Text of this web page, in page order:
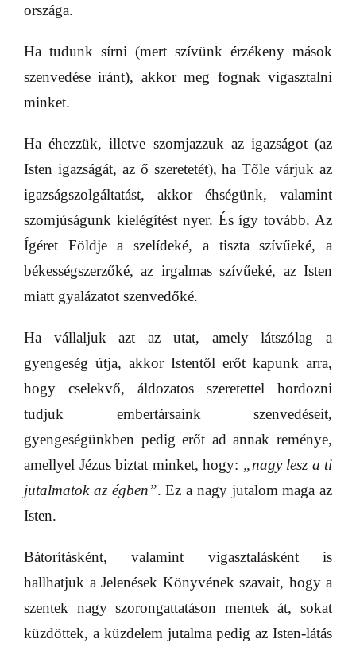
országa.
Ha tudunk sírni (mert szívünk érzékeny mások
szenvedése iránt), akkor meg fognak vigasztalni
minket.
Ha éhezzük, illetve szomjazzuk az igazságot (az
Isten igazságát, az ő szeretetét), ha Tőle várjuk az
igazságszolgáltatást, akkor éhségünk, valamint
szomjúságunk kielégítést nyer. És így tovább. Az
Ígéret Földje a szelídeké, a tiszta szívűeké, a
békességszerzőké, az irgalmas szívűeké, az Isten
miatt gyalázatot szenvedőké.
Ha vállaljuk azt az utat, amely látszólag a
gyengeség útja, akkor Istentől erőt kapunk arra,
hogy cselekvő, áldozatos szeretettel hordozni
tudjuk embertársaink szenvedéseit,
gyengeségünkben pedig erőt ad annak reménye,
amellyel Jézus biztat minket, hogy: „nagy lesz a ti
jutalmatok az égben”. Ez a nagy jutalom maga az
Isten.
Bátorításként, valamint vigasztalásként is
hallhatjuk a Jelenések Könyvének szavait, hogy a
szentek nagy szorongattatáson mentek át, sokat
küzdöttek, a küzdelem jutalma pedig az Isten-látás